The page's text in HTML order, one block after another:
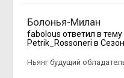
Болонья-Милан
fabolous ответил в
Petrik_Rossoneri в
Ньянг будущий